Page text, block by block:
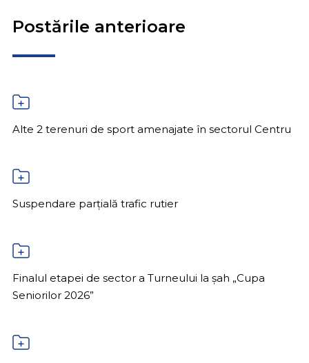
Postările anterioare
Alte 2 terenuri de sport amenajate în sectorul Centru
Suspendare parțială trafic rutier
Finalul etapei de sector a Turneului la șah „Cupa
Seniorilor 2026”